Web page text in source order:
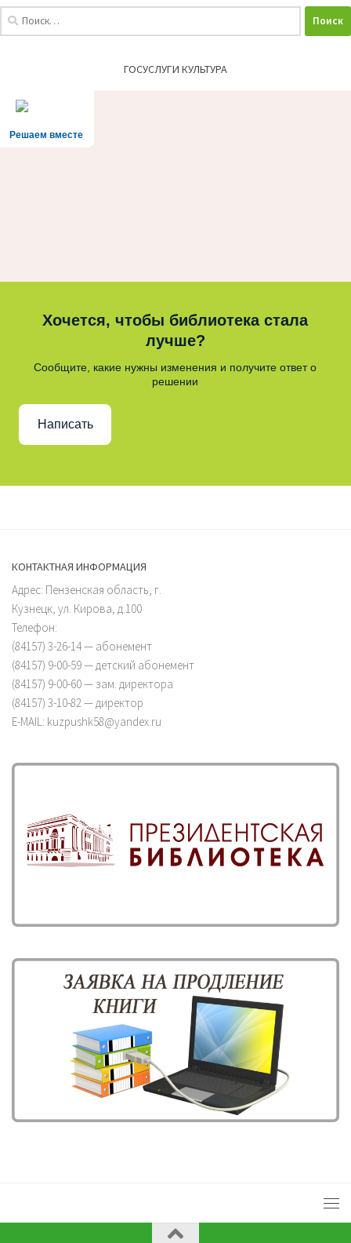
ГОСУСЛУГИ КУЛЬТУРА
Решаем вместе
Хочется, чтобы библиотека стала
лучше?
Сообщите, какие нужны изменения и получите ответ о
решении
Написать
КОНТАКТНАЯ ИНФОРМАЦИЯ
Адрес: Пензенская область, г.
Кузнецк, ул. Кирова, д.100
Телефон:
(84157) 3-26-14 — абонемент
(84157) 9-00-59 — детский абонемент
(84157) 9-00-60 — зам. директора
(84157) 3-10-82 — директор
E-MAIL: kuzpushk58@yandex.ru